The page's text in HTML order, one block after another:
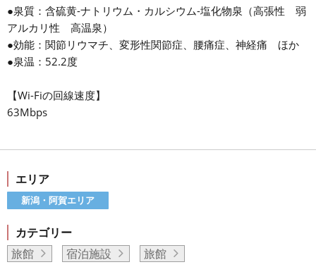
●泉質：含硫黄-ナトリウム・カルシウム-塩化物泉（高張性 弱
アルカリ性 高温泉）
●効能：関節リウマチ、変形性関節症、腰痛症、神経痛 ほか
●泉温：52.2度
【Wi-Fiの回線速度】
63Mbps
エリア
新潟・阿賀エリア
カテゴリー
旅館
宿泊施設 旅館